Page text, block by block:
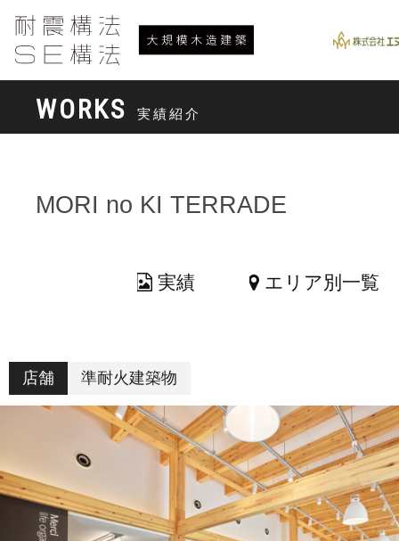
WORKS 実績紹介
MORI no KI TERRADE
実績 エリア別一覧
店舗 準耐火建築物